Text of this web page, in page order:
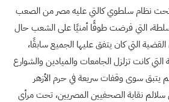
نظام سلطوي كالتي عليه مصر من الصعب
التي فرضت طوقًا أمنيًا على الشعب حال
القضية التي كان يتفق عليها الجميع سابقًا،
التي كانت تزلزل الجامعات والميادين والشوارع
يتبق سوى وقفات سريعة في حرم الأزهر
سلالم نقابة الصحفيين المصريين، تحت مرأى